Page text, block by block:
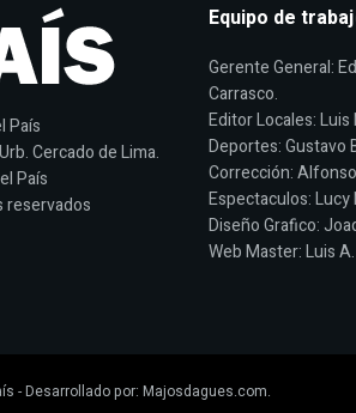
País
Cercado de Lima.
País
reservados
Equipo de
Gerente General:
Carrasco.
Editor Locales: Luis
Deportes: Gustavo
Corrección:
Espectaculos: Lucy
Diseño Grafico:
Web Master: Luis
- Desarrollado por: Majosdagues.com.